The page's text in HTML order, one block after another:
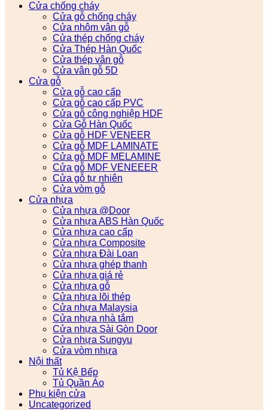
Cửa chống cháy
Cửa gỗ chống cháy
Cửa nhôm vân gỗ
Cửa thép chống cháy
Cửa Thép Hàn Quốc
Cửa thép vân gỗ
Cửa vân gỗ 5D
Cửa gỗ
Cửa gỗ cao cấp
Cửa gỗ cao cấp PVC
Cửa gỗ công nghiệp HDF
Cửa Gỗ Hàn Quốc
Cửa gỗ HDF VENEER
Cửa gỗ MDF LAMINATE
Cửa gỗ MDF MELAMINE
Cửa gỗ MDF VENEEER
Cửa gỗ tự nhiên
Cửa vòm gỗ
Cửa nhựa
Cửa nhựa @Door
Cửa nhựa ABS Hàn Quốc
Cửa nhựa cao cấp
Cửa nhựa Composite
Cửa nhựa Đài Loan
Cửa nhựa ghép thanh
Cửa nhựa giá rẻ
Cửa nhựa gỗ
Cửa nhựa lõi thép
Cửa nhựa Malaysia
Cửa nhựa nhà tắm
Cửa nhựa Sài Gòn Door
Cửa nhựa Sungyu
Cửa vòm nhựa
Nội thất
Tủ Kệ Bếp
Tủ Quần Áo
Phụ kiện cửa
Uncategorized